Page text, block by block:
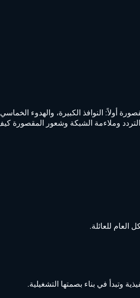
وملاءمة الشبكة وشعور المقصورة
وتبدأ في بناء بصمتها التشغيلية.